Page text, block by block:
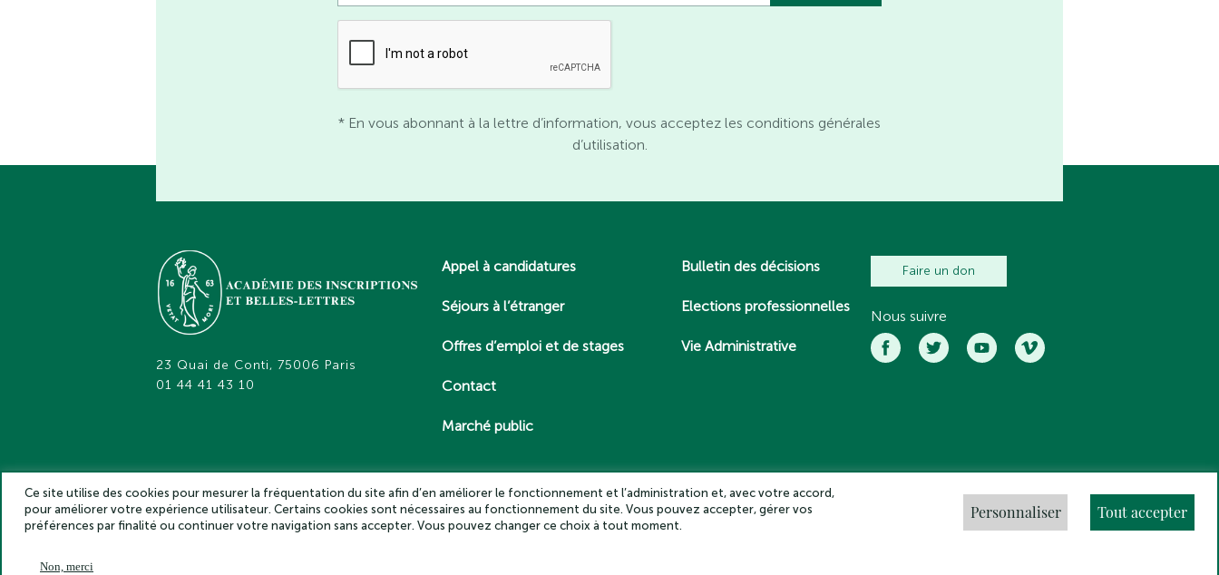
* En vous abonnant à la lettre d’information, vous acceptez les conditions générales
d’utilisation.
23 Quai de Conti, 75006 Paris
01 44 41 43 10
Appel à candidatures
Séjours à l’étranger
Offres d’emploi et de stages
Contact
Marché public
Bulletin des décisions
Elections professionnelles
Vie Administrative
Faire un don
Nous suivre
Académie des inscriptions et belles lettres – Tous droits réservés 2025 Politique de confidentialité
Ce site utilise des cookies pour mesurer la fréquentation du site afin d’en améliorer le fonctionnement et l’administration et, avec votre accord,
pour améliorer votre expérience utilisateur. Certains cookies sont nécessaires au fonctionnement du site. Vous pouvez accepter, gérer vos
préférences par finalité ou continuer votre navigation sans accepter. Vous pouvez changer ce choix à tout moment.
Personnaliser Tout accepter
Non, merci